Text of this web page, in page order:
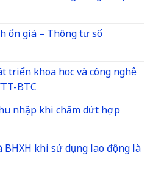
ổn giá – Thông tư số
triển khoa học và công nghệ
BTC
nhập khi chấm dứt hợp
khi sử dụng lao động là